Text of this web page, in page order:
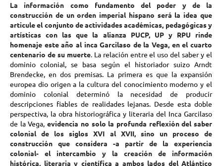
La información como fundamento del poder y de la
construcción de un orden imperial hispano será la idea que
articule el conjunto de actividades académicas, pedagógicas y
artísticas con las que la alianza PUCP, UP y RPU rinde
homenaje este año al inca Garcilaso de la Vega, en el cuarto
centenario de su muerte. La relación entre el uso del saber y el
dominio colonial, se basa según el historiador suizo Arndt
Brendecke, en dos premisas. La primera es que la expansión
europea dio origen a la cultura del conocimiento moderno y el
dominio colonial determinó la necesidad de producir
descripciones fiables de realidades lejanas. Desde esta doble
perspectiva, la obra historiográfica y literaria del Inca Garcilaso
de la Vega,evidencia no solo la profunda reflexión del saber
colonial de los siglos XVI al XVII, sino un proceso de
construcción que considera -a partir de la experiencia
colonial- el intercambio y la creación de información
histórica, literaria y científica a ambos lados del Atlántico